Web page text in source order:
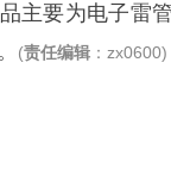
主要为电子雷
(责任编辑 ：zx0600)